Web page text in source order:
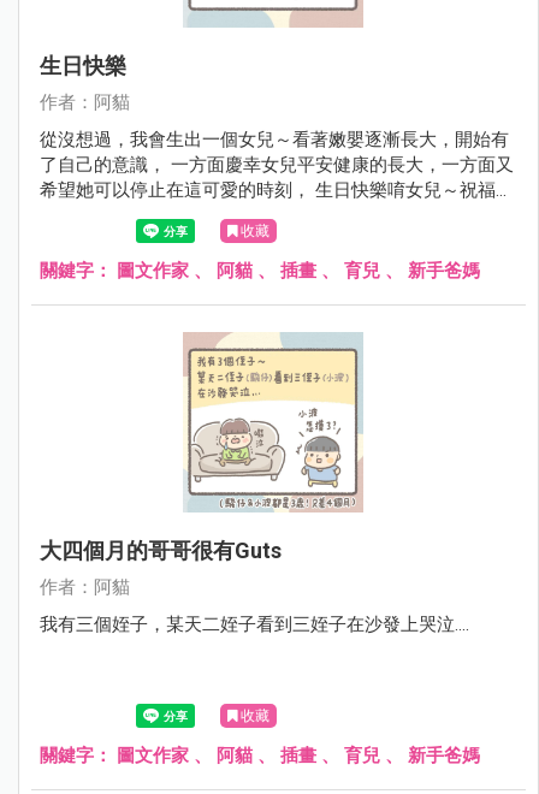
生日快樂
作者：阿貓
從沒想過，我會生出一個女兒～看著嫩嬰逐漸長大，開始有
了自己的意識， 一方面慶幸女兒平安健康的長大，一方面又
希望她可以停止在這可愛的時刻， 生日快樂唷女兒～祝福妳
平安健康繼續陽光開朗愛笑！
收藏
關鍵字： 圖文作家 、 阿貓 、 插畫 、 育兒 、 新手爸媽
大四個月的哥哥很有guts
作者：阿貓
我有三個姪子，某天二姪子看到三姪子在沙發上哭泣....
收藏
關鍵字： 圖文作家 、 阿貓 、 插畫 、 育兒 、 新手爸媽